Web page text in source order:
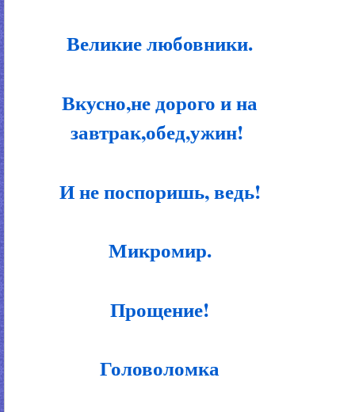
Великие любовники.
Вкусно,не дорого и на
завтрак,обед,ужин!
И не поспоришь, ведь!
Микромир.
Прощение!
Головоломка